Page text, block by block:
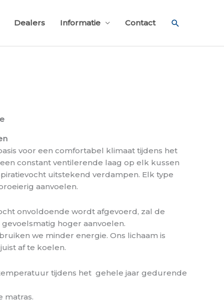
Dealers Informatie Contact Zoeken
voor een comfortabel klimaat tijdens het
constant ventilerende laag op elk kussen
uitstekend verdampen. Elk type
aanvoelen.
onvoldoende wordt afgevoerd, zal de
hoger aanvoelen.
we minder energie. Ons lichaam is
af te koelen.
tijdens het gehele jaar gedurende
matras.